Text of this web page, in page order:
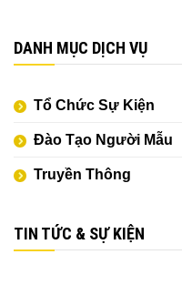
DANH MỤC DỊCH VỤ
Tổ Chức Sự Kiện
Đào Tạo Người Mẫu
Truyền Thông
TIN TỨC & SỰ KIỆN